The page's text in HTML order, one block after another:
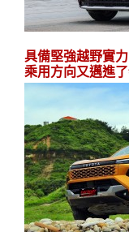
具備堅強越野實
乘用方向又邁進